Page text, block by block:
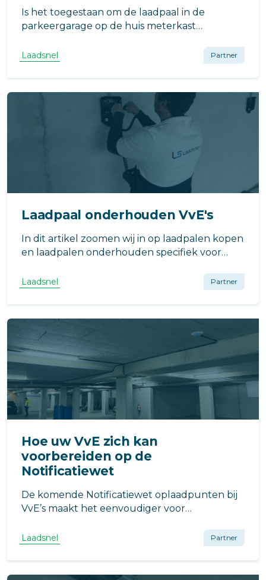
Is het toegestaan om de laadpaal in de
parkeergarage op de huis meterkast
Dit is een veelgestelde vraag tijdens onze
bezoeken aan Verenigingen van Eigenaren
(VvE’s) die overwegen laadpalen te
implementeren.
Laadsnel Partner
Laadpaal onderhouden VvE's
In dit artikel zoomen wij in op laadpalen kopen
en laadpalen onderhouden specifiek voor
Laadsnel Partner
Hoe uw VvE zich kan
voorbereiden op de
Notificatiewet
De komende Notificatiewet oplaadpunten bij
VvE’s maakt het eenvoudiger voor
elektrische auto’s te plaatsen. In dit artikel
verantwoordelijkheden daarbij horen
Laadsnel Partner